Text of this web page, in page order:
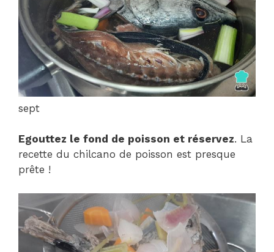
sept
Egouttez le fond de poisson et réservez. La
recette du chilcano de poisson est presque
prête !